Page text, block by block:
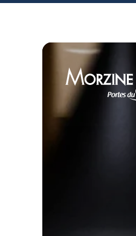
Morzine Avoriaz